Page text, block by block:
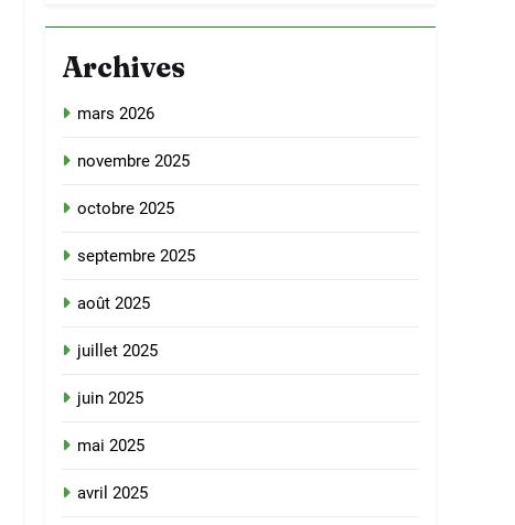
Archives
mars 2026
novembre 2025
octobre 2025
septembre 2025
août 2025
juillet 2025
juin 2025
mai 2025
avril 2025